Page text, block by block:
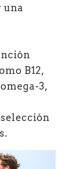
una
B12,
3,